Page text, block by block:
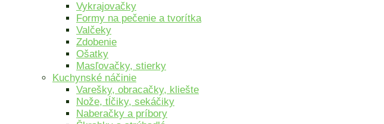
Vykrajovačky
Formy na pečenie a tvorítka
Valčeky
Zdobenie
Ošatky
Masľovačky, stierky
Kuchynské náčinie
Varešky, obracačky, kliešte
Nože, tĺčiky, sekáčiky
Naberačky a príbory